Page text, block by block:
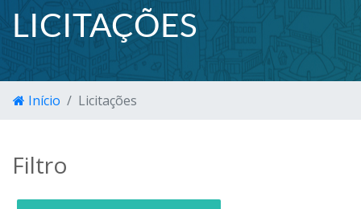
LICITAÇÕES
Início Licitações
Filtro